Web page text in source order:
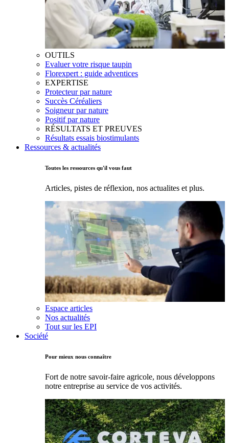
OUTILS
Evaluer votre risque taupin
Florexpert : guide adventices
EXPERTISE
Protecteur par nature
Succès Céréaliers
Soigneur par nature
Positif par nature
RÉSULTATS ET PREUVES
Résultats essais biostimulants
Ressources & actualités
Toutes les ressources qu'il vous faut
Articles, pistes de réflexion, nos actualites et plus.
Espace articles
Nos actualités
Tout sur les EPI
Société
Pour mieux nous connaître
Fort de notre savoir-faire agricole, nous développons
notre entreprise au service de vos activités.